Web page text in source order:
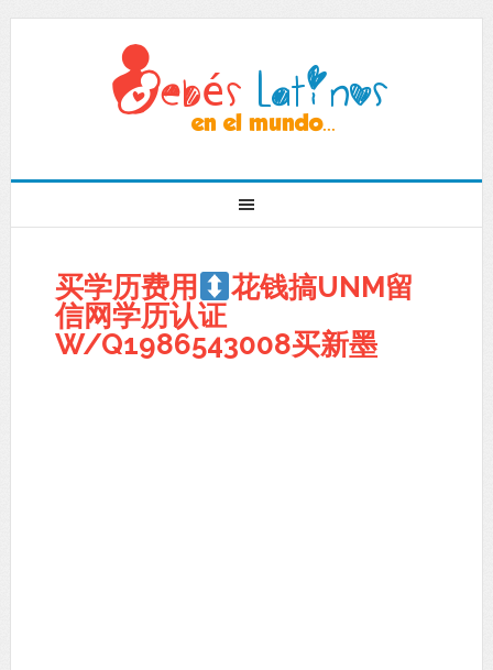
买学历费用
花钱搞UNM留
信网学历认证
W/Q1986543008买新墨